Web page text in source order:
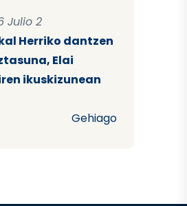
Julio 2
Herriko dantzen
Elai
ikuskizunean
Gehiago